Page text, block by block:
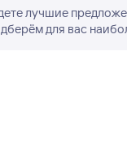
лучшие
для вас